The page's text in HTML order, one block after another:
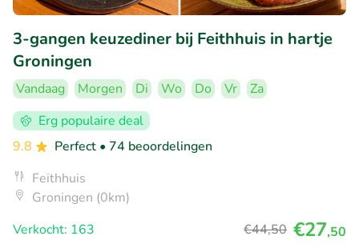
3-gangen keuzediner bij Feithhuis in hartje
Groningen
Vandaag Morgen Di Wo Do Vr
Za
Erg populaire deal
9.8
Perfect • 74 beoordelingen
Feithhuis
Groningen (0km)
Verkocht: 163
€44,50 €27,50